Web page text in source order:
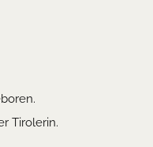
Tirolerin.